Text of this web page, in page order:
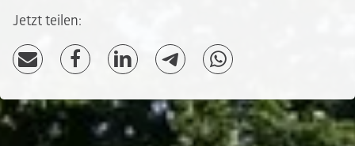
Jetzt teilen: